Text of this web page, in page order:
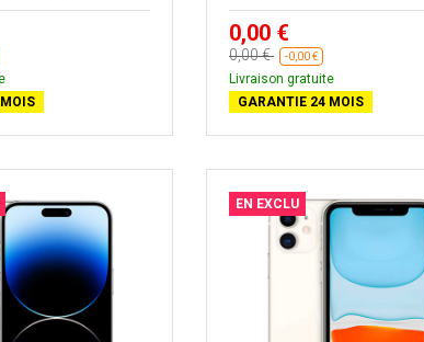
0,00 €
0,00 € -0,00 €
Livraison gratuite
GARANTIE 24 MOIS
EN EXCLU